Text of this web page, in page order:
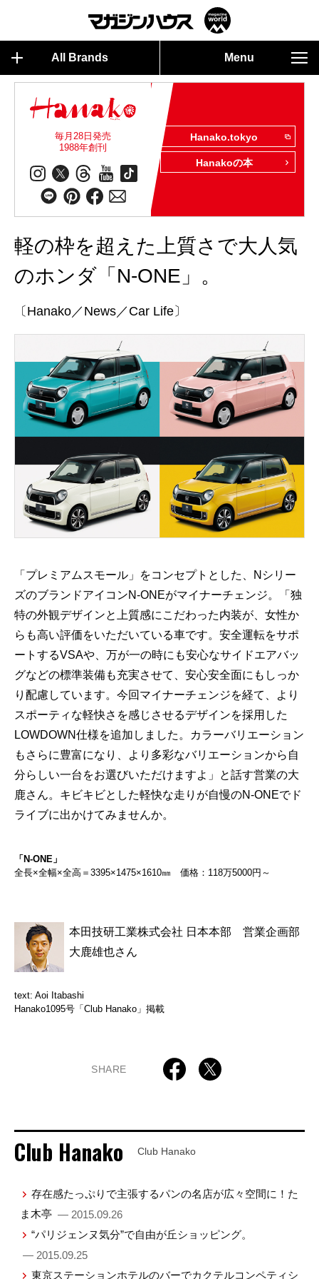
All Brands Menu
毎月28日発売
1988年創刊
Hanako.tokyo
Hanakoの本
軽の枠を超えた上質さで大人気
のホンダ「N-ONE」。
〔Hanako／News／Car Life〕
「プレミアムスモール」をコンセプトとした、Nシリー
ズのブランドアイコンN-ONEがマイナーチェンジ。「独
特の外観デザインと上質感にこだわった内装が、女性か
らも高い評価をいただいている車です。安全運転をサポ
ートするVSAや、万が一の時にも安心なサイドエアバッ
グなどの標準装備も充実させて、安心安全面にもしっか
り配慮しています。今回マイナーチェンジを経て、より
スポーティな軽快さを感じさせるデザインを採用した
LOWDOWN仕様を追加しました。カラーバリエーション
もさらに豊富になり、より多彩なバリエーションから自
分らしい一台をお選びいただけますよ」と話す営業の大
鹿さん。キビキビとした軽快な走りが自慢のN-ONEでド
ライブに出かけてみませんか。
「N-ONE」
全長×全幅×全高＝3395×1475×1610㎜ 価格：118万5000円～
本田技研工業株式会社 日本本部 営業企画部
大鹿雄也さん
text: Aoi Itabashi
Hanako1095号「Club Hanako」掲載
SHARE
Club Hanako Club Hanako
存在感たっぷりで主張するパンの名店が広々空間に！た
ま木亭 — 2015.09.26
“パリジェンヌ気分”で自由が丘ショッピング。
— 2015.09.25
東京ステーションホテルのバーでカクテルコンペティシ